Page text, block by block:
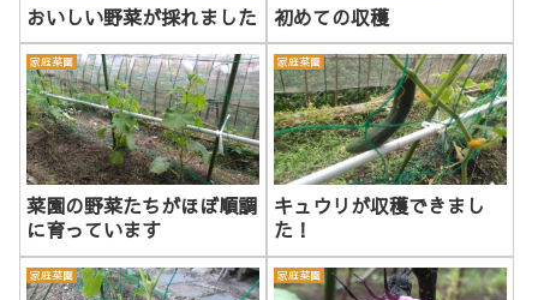
おいしい野菜が採れました 初めての収穫
家庭菜園
菜園の野菜たちがほぼ順調
に育っています
家庭菜園
キュウリが収穫できまし
た！
家庭菜園 家庭菜園